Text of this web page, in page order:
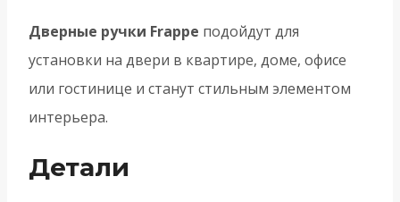
Дверные ручки Frappe подойдут для
установки на двери в квартире, доме, офисе
или гостинице и станут стильным элементом
интерьера.
Детали